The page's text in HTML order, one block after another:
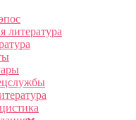
литература